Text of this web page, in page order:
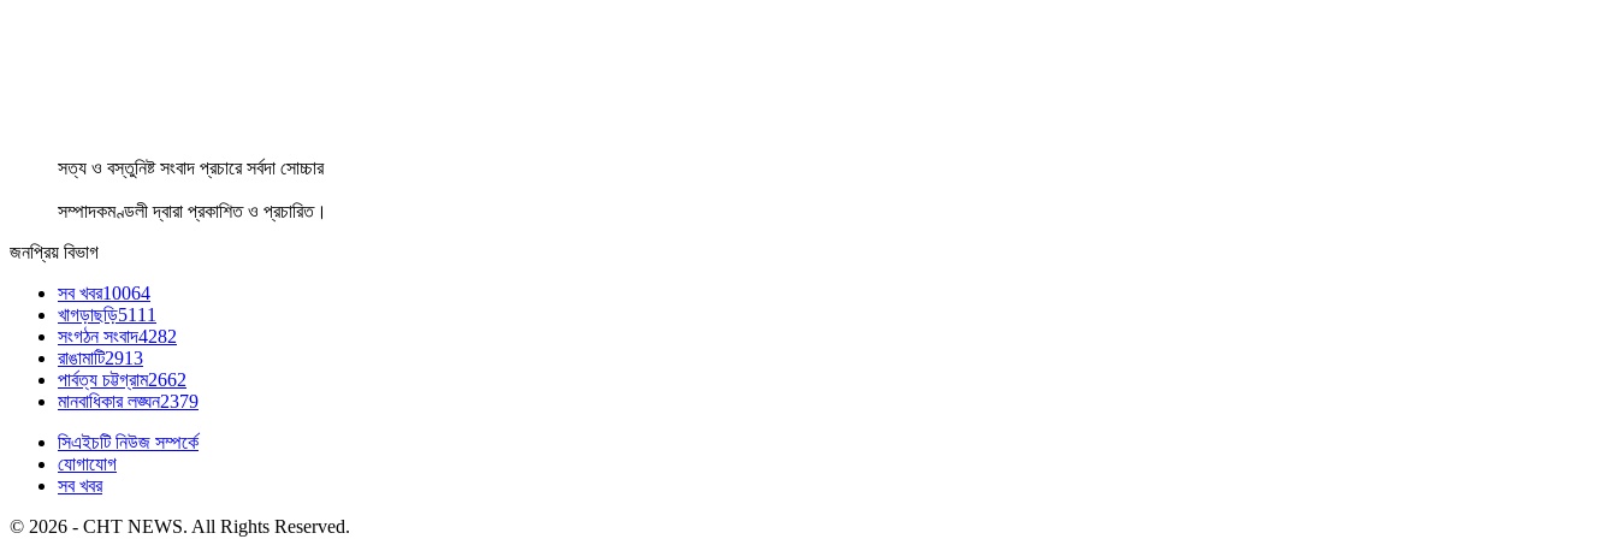
সত্য ও বস্তুনিষ্ট সংবাদ প্রচারে সর্বদা সোচ্চার
সম্পাদকমণ্ডলী দ্বারা প্রকাশিত ও প্রচারিত।
জনপ্রিয় বিভাগ
সব খবর10064
খাগড়াছড়ি5111
সংগঠন সংবাদ4282
রাঙামাটি2913
পার্বত্য চট্টগ্রাম2662
মানবাধিকার লঙ্ঘন2379
সিএইচটি নিউজ সম্পর্কে
যোগাযোগ
সব খবর
© 2026 - CHT NEWS. All Rights Reserved.